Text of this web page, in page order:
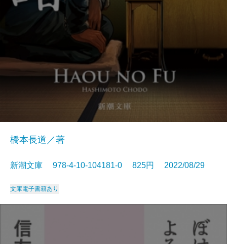
橋本長道／著
新潮文庫 978-4-10-104181-0 825円 2022/08/29
文庫電子書籍あり